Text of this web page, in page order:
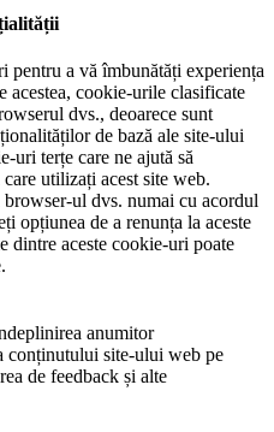
pentru a vă îmbunătăți experiența
cookie-urile clasificate
dvs., deoarece sunt
de bază ale site-ului
uri terțe care ne ajută să
utilizați acest site web.
ul dvs. numai cu acordul
opțiunea de a renunța la aceste
dintre aceste cookie-uri poate
anumitor
conținutului site-ului web pe
de feedback și alte